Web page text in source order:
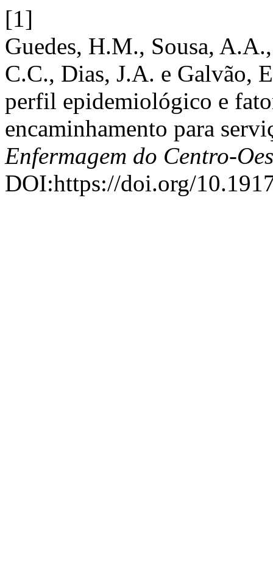
[1]
Guedes, H.M., Sousa,
C.C., Dias, J.A. e Galvão,
perfil epidemiológico e
encaminhamento para
Enfermagem do Centro-
DOI:https://doi.org/